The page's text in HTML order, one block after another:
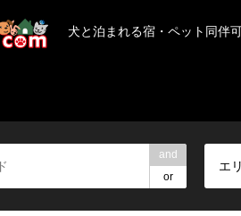
犬と泊まれる宿・ペット同伴
and
or
エ